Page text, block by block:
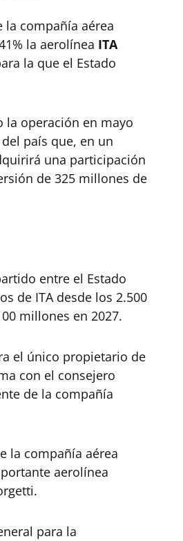
la compañía aérea
la aerolínea ITA
la que el Estado
la operación en mayo
país que, en un
una participación
de 325 millones de
entre el Estado
de ITA desde los 2.500
millones en 2027.
el único propietario de
con el consejero
de la compañía
la compañía aérea
aerolínea
para la